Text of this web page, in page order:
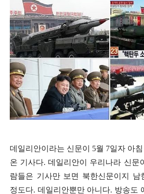
데일리안이라는 신문이 5월 7일자 아
온 기사다.데일리안이 우리나라 신문
람들은 기사만 보면 북한신문이지 남
정도다. 데일리안뿐만 아니다. 방송도